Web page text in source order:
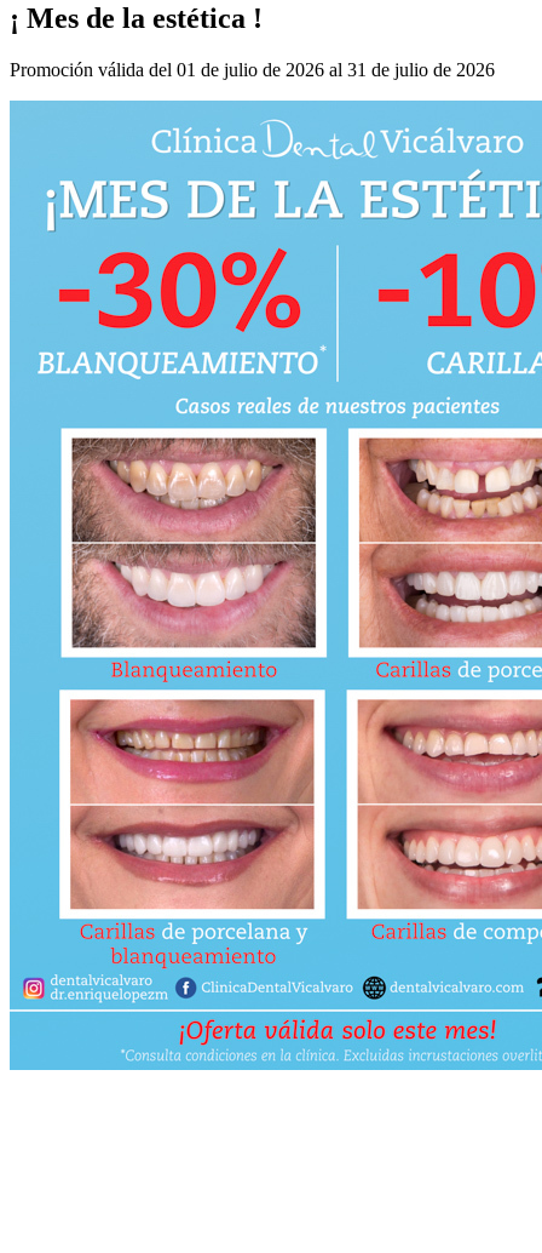
¡ Mes de la estética !
Promoción válida del 01 de julio de 2026 al 31 de julio de 2026